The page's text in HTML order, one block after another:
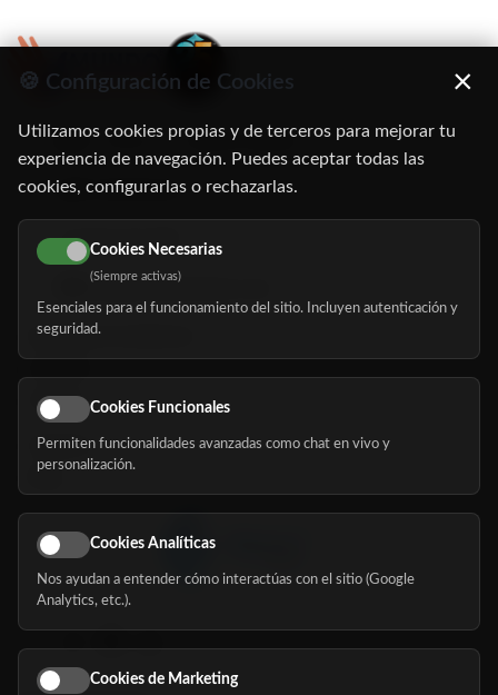
C/ Oruro, 11. 28016 Madrid
91 345 06 26
616 113 103
hola@mundomayor.com
Buscador de residencias
Eventos
Nosotros
Síguenos
🍪 Configuración de Cookies ×
Utilizamos cookies propias y de terceros para mejorar tu
experiencia de navegación. Puedes aceptar todas las
cookies, configurarlas o rechazarlas.
Cookies Necesarias
(Siempre activas)
Esenciales para el funcionamiento del sitio. Incluyen autenticación y
seguridad.
Cookies Funcionales
Permiten funcionalidades avanzadas como chat en vivo y
personalización.
Cookies Analíticas
Nos ayudan a entender cómo interactúas con el sitio (Google
Analytics, etc.).
Cookies de Marketing